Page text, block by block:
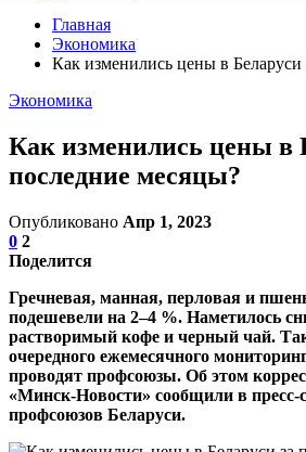
Главная
Экономика
Как изменились цены в Беларуси
Экономика
Как изменились цены в
последние месяцы?
Опубликовано Апр 1, 2023
0 2
Поделится
Гречневая, манная, перловая и
подешевели на 2–4 %. Наметилось
растворимый кофе и черный чай.
очередного ежемесячного
проводят профсоюзы. Об этом
«Минск-Новости» сообщили в пресс-
профсоюзов Беларуси.